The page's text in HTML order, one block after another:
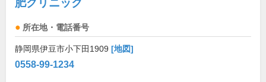
肥クリニック
所在地・電話番号
静岡県伊豆市小下田1909 [地図]
0558-99-1234